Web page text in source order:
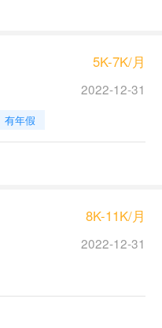
5K-7K/月
2022-12-31
有年假
8K-11K/月
2022-12-31